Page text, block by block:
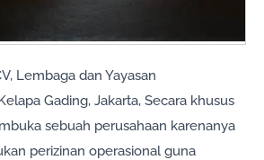
Lembaga dan Yayasan
Gading, Jakarta, Secara khusus
sebuah perusahaan karenanya
perizinan operasional guna